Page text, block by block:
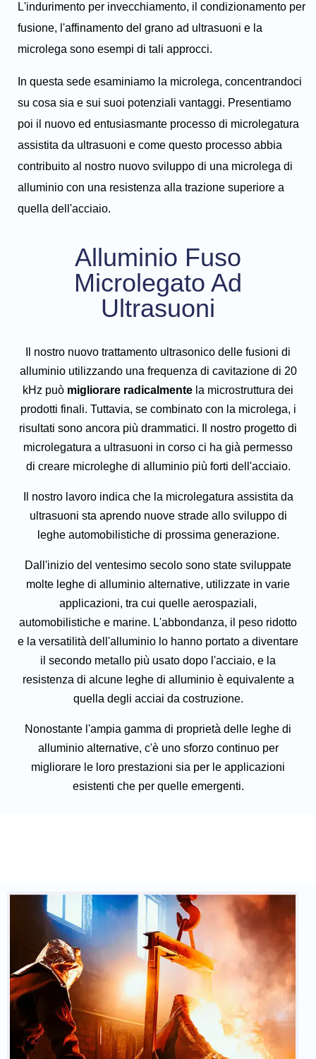
Alluminio Fuso
Microlegato Ad
Ultrasuoni
Il nostro nuovo trattamento ultrasonico delle fusioni di
alluminio utilizzando una frequenza di cavitazione di 20
kHz può migliorare radicalmente la microstruttura dei
prodotti finali. Tuttavia, se combinato con la microlega, i
risultati sono ancora più drammatici. Il nostro progetto di
microlegatura a ultrasuoni in corso ci ha già permesso
di creare microleghe di alluminio più forti dell'acciaio.
Il nostro lavoro indica che la microlegatura assistita da
ultrasuoni sta aprendo nuove strade allo sviluppo di
leghe automobilistiche di prossima generazione.
Dall'inizio del ventesimo secolo sono state sviluppate
molte leghe di alluminio alternative, utilizzate in varie
applicazioni, tra cui quelle aerospaziali,
automobilistiche e marine. L'abbondanza, il peso ridotto
e la versatilità dell'alluminio lo hanno portato a diventare
il secondo metallo più usato dopo l'acciaio, e la
resistenza di alcune leghe di alluminio è equivalente a
quella degli acciai da costruzione.
Nonostante l'ampia gamma di proprietà delle leghe di
alluminio alternative, c'è uno sforzo continuo per
migliorare le loro prestazioni sia per le applicazioni
esistenti che per quelle emergenti.
L'indurimento per invecchiamento, il condizionamento per
fusione, l'affinamento del grano ad ultrasuoni e la
microlega sono esempi di tali approcci.
In questa sede esaminiamo la microlega, concentrandoci
su cosa sia e sui suoi potenziali vantaggi. Presentiamo
poi il nuovo ed entusiasmante processo di microlegatura
assistita da ultrasuoni e come questo processo abbia
contribuito al nostro nuovo sviluppo di una microlega di
alluminio con una resistenza alla trazione superiore a
quella dell'acciaio.